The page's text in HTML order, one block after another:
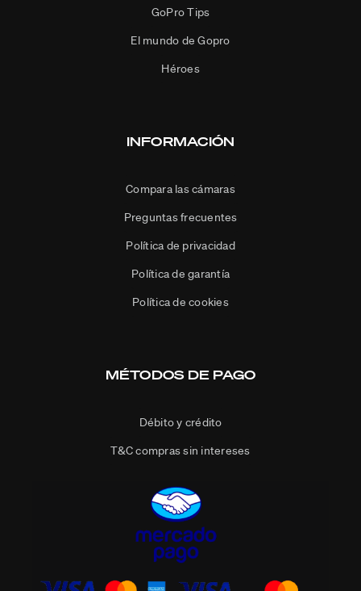
GoPro Tips
El mundo de Gopro
Héroes
INFORMACIÓN
Compara las cámaras
Preguntas frecuentes
Política de privacidad
Política de garantía
Política de cookies
MÉTODOS DE PAGO
Débito y crédito
T&C compras sin intereses